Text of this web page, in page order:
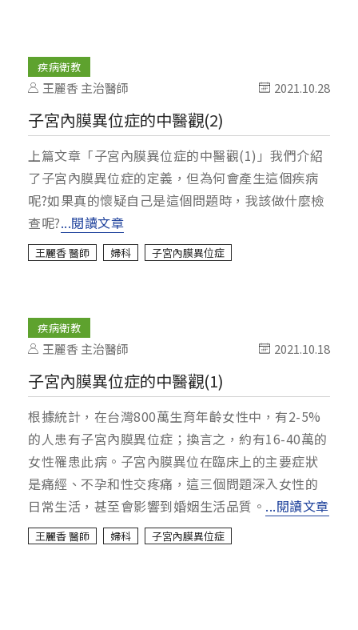
疾病衛教
王麗香 主治醫師 2021.10.28
子宮內膜異位症的中醫觀(2)
上篇文章「子宮內膜異位症的中醫觀(1)」我們介紹
了子宮內膜異位症的定義，但為何會產生這個疾病
呢?如果真的懷疑自己是這個問題時，我該做什麼檢
查呢?...閱讀文章
王麗香 醫師 婦科 子宮內膜異位症
疾病衛教
王麗香 主治醫師 2021.10.18
子宮內膜異位症的中醫觀(1)
根據統計，在台灣800萬生育年齡女性中，有2-5%
的人患有子宮內膜異位症；換言之，約有16-40萬的
女性罹患此病。子宮內膜異位在臨床上的主要症狀
是痛經、不孕和性交疼痛，這三個問題深入女性的
日常生活，甚至會影響到婚姻生活品質。 ...閱讀文章
王麗香 醫師 婦科 子宮內膜異位症